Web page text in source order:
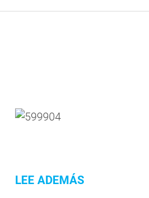
LEE ADEMÁS